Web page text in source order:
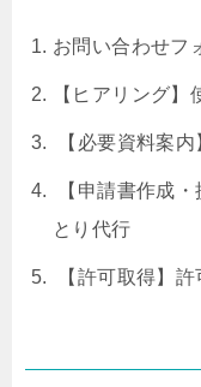
お問い合わせフ
【ヒアリング
【必要資料案
【申請書作成
とり代行
【許可取得】